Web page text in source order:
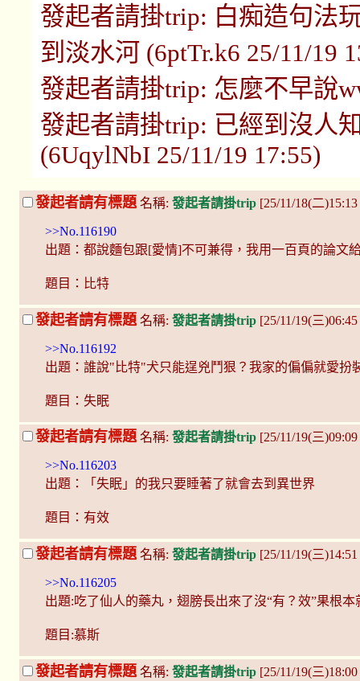
發起者請掛trip: 白痴造句法
到淡水河 (6ptTr.k6 25/11/19
發起者請掛trip: 怎麼不早說
發起者請掛trip: 已經到沒人
(6UqylNbI 25/11/19 17:55)
發起者請有標題 名稱: 發起者請掛trip [25/11/18(二
>>No.116190
出題：都說麵包跟[愛情]不可兼得，我用一百頁的論文
題目：比特
發起者請有標題 名稱: 發起者請掛trip [25/11/19(三
>>No.116192
出題：誰說"比特"犬只能逞兇鬥狠？我家的偏偏就愛扮
題目：失眠
發起者請有標題 名稱: 發起者請掛trip [25/11/19(三
>>No.116203
出題：「失眠」的我只要睡著了就會去到異世界
題目：有效
發起者請有標題 名稱: 發起者請掛trip [25/11/19(三
>>No.116205
出題:吃了仙人的藥丸，翅膀長出來了沒“有？效”果根本
題目:慕斯
發起者請有標題 名稱: 發起者請掛trip [25/11/19(三